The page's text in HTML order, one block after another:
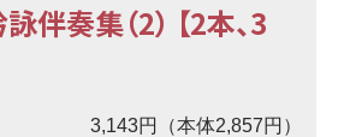
奏集（2） 【2本、3
3,143円（本体2,857円）